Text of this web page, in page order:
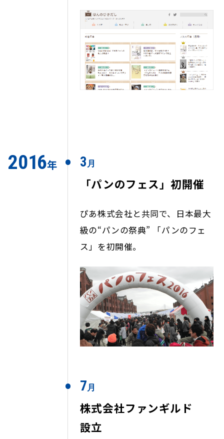
2016年 3 月
「パンのフェス」初開催
ぴあ株式会社と共同で、日本最大
級の“パンの祭典” 「パンのフェ
ス」を初開催。
7月
株式会社ファンギルド
設立